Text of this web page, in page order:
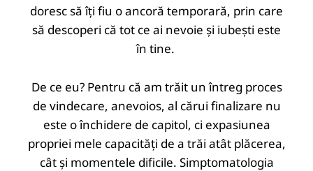
doresc să îți fiu o ancoră temporară, prin care
să descoperi că tot ce ai nevoie și iubești este
în tine.
De ce eu? Pentru că am trăit un întreg proces
de vindecare, anevoios, al cărui finalizare nu
este o închidere de capitol, ci expasiunea
propriei mele capacități de a trăi atât plăcerea,
cât și momentele dificile. Simptomatologia